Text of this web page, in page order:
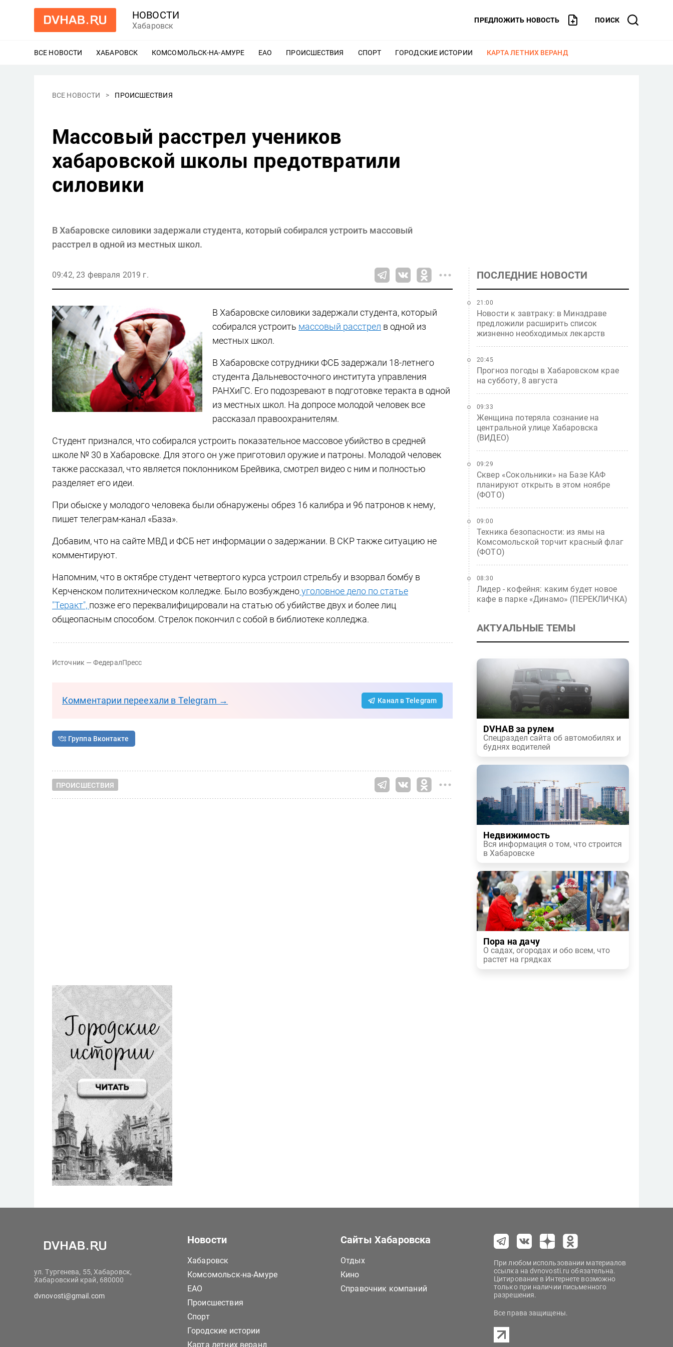
НОВОСТИ
Хабаровск
ПРЕДЛОЖИТЬ НОВОСТЬ ПОИСК
ВСЕ НОВОСТИ ХАБАРОВСК ЕЩЕ
КОМСОМОЛЬСК-НА-АМУРЕ ЕЩЕ
ЕАО ЕЩЕ
ПРОИСШЕСТВИЯ ЕЩЕ
СПОРТ ЕЩЕ
ГОРОДСКИЕ ИСТОРИИ ЕЩЕ
КАРТА ЛЕТНИХ ВЕРАНД
ВСЕ НОВОСТИ ПРОИСШЕСТВИЯ
Массовый расстрел учеников
хабаровской школы предотвратили
силовики
В Хабаровске силовики задержали студента, который собирался устроить массовый
расстрел в одной из местных школ.
09:42, 23 февраля 2019 г.
В Хабаровске силовики задержали студента, который
собирался устроить массовый расстрел в одной из
местных школ.
В Хабаровске сотрудники ФСБ задержали 18-летнего
студента Дальневосточного института управления
РАНХиГС. Его подозревают в подготовке теракта в одной
из местных школ. На допросе молодой человек все
рассказал правоохранителям.
Студент признался, что собирался устроить показательное массовое убийство в средней
школе № 30 в Хабаровске. Для этого он уже приготовил оружие и патроны. Молодой человек
также рассказал, что является поклонником Брейвика, смотрел видео с ним и полностью
разделяет его идеи.
При обыске у молодого человека были обнаружены обрез 16 калибра и 96 патронов к нему,
пишет телеграм-канал «База».
Добавим, что на сайте МВД и ФСБ нет информации о задержании. В СКР также ситуацию не
комментируют.
Напомним, что в октябре студент четвертого курса устроил стрельбу и взорвал бомбу в
Керченском политехническом колледже. Было возбужденоуголовное дело по статье
"Теракт", позже его переквалифицировали на статью об убийстве двух и более лиц
общеопасным способом. Стрелок покончил с собой в библиотеке колледжа.
Источник — ФедералПресс
Комментарии переехали в Telegram → Канал в Telegram
Группа Вконтакте
ПРОИСШЕСТВИЯ
ПОСЛЕДНИЕ НОВОСТИ
Новости к завтраку: в Минздраве
предложили расширить список
жизненно необходимых лекарств
21:00
Прогноз погоды в Хабаровском крае
на субботу, 8 августа
20:45
Женщина потеряла сознание на
центральной улице Хабаровска
(ВИДЕО)
09:33
Сквер «Сокольники» на Базе КАФ
планируют открыть в этом ноябре
(ФОТО)
09:29
Техника безопасности: из ямы на
Комсомольской торчит красный флаг
(ФОТО)
09:00
Лидер - кофейня: каким будет новое
кафе в парке «Динамо» (ПЕРЕКЛИЧКА)
08:30
АКТУАЛЬНЫЕ ТЕМЫ
DVHAB за рулем
Спецраздел сайта об автомобилях и
буднях водителей
Недвижимость
Вся информация о том, что строится
в Хабаровске
Пора на дачу
О садах, огородах и обо всем, что
растет на грядках
ул. Тургенева, 55, Хабаровск,
Хабаровский край, 680000
dvnovosti@gmail.com
Новости
Хабаровск
Комсомольск-на-Амуре
ЕАО
Происшествия
Спорт
Городские истории
Карта летних веранд
Сайты Хабаровска
Отдых
Кино
Справочник компаний
При любом использовании материалов
ссылка на dvnovosti.ru обязательна.
Цитирование в Интернете возможно
только при наличии письменного
разрешения.
Все права защищены.